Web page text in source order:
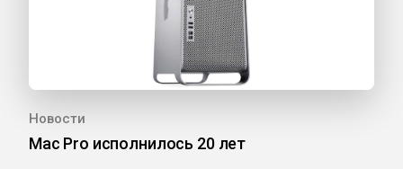
Новости
Mac Pro исполнилось 20 лет